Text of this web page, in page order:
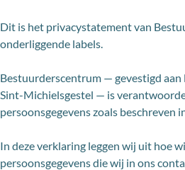
Dit is het privacystatement van
onderliggende labels.
Bestuurderscentrum — gevestigd aan
Sint-Michielsgestel — is
persoonsgegevens zoals beschreven
In deze verklaring leggen wij uit hoe
persoonsgegevens die wij in ons